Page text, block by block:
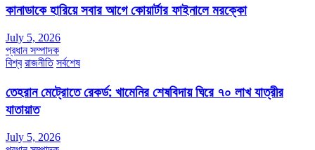
কানাডাকে হারিয়ে সবার আগে কোয়ার্টার ফাইনালে মরক্কো
July 5, 2026
প্রধান সম্পাদক
বিশ্ব রাজনীতি সর্বশেষ
তেহরান মেট্রোতে রেকর্ড: খামেনির শেষবিদায় ঘিরে ৭০ লাখ যাত্রীর
যাতায়াত
July 5, 2026